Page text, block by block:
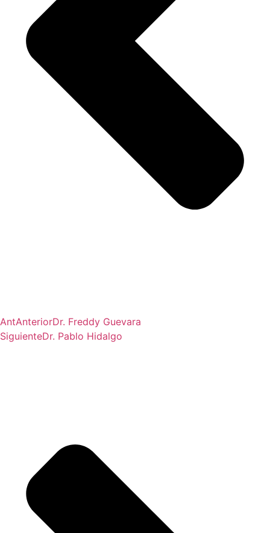
AntAnteriorDr. Freddy Guevara
SiguienteDr. Pablo Hidalgo